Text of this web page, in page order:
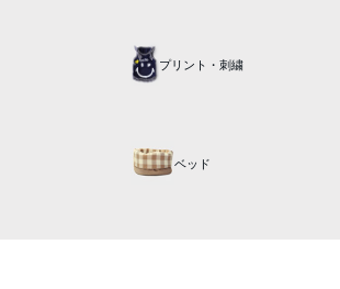
プリント・刺繍
ベッド